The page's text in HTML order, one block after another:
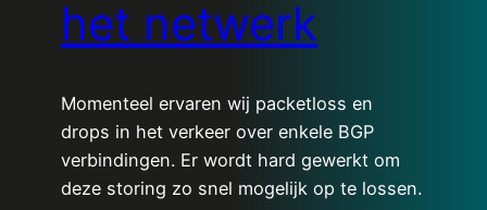
het netwerk
Momenteel ervaren wij packetloss en
drops in het verkeer over enkele BGP
verbindingen. Er wordt hard gewerkt om
deze storing zo snel mogelijk op te lossen.